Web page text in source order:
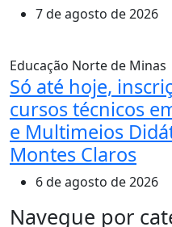
7 de agosto de 2026
Educação Norte de Minas
Só até hoje,
cursos técnicos
e Multimeios
Montes Claros
6 de agosto de 2026
MAIS VISTOS
Navegue por